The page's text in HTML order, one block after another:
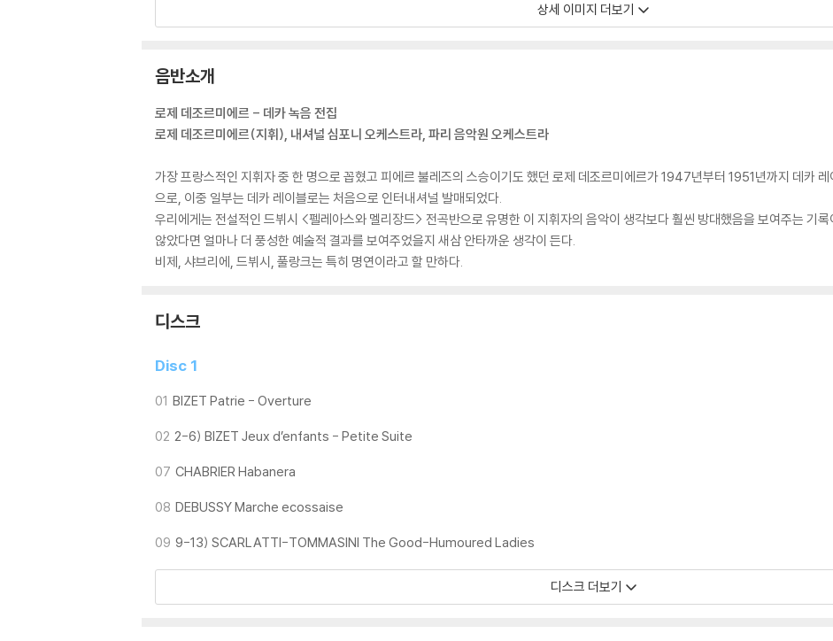
상세 이미지 더보기
음반소개
로제 데조르미에르 - 데카 녹음 전집
로제 데조르미에르(지휘), 내셔널 심포니 오케스트라, 파리 음악원 오케스트라
가장 프랑스적인 지휘자 중 한 명으로 꼽혔고 피에르 불레즈의 스승이기도 했던 로제 데조르미에르가 1947년부터 1951년까지 데카
으로, 이중 일부는 데카 레이블로는 처음으로 인터내셔널 발매되었다.
우리에게는 전설적인 드뷔시 <펠레아스와 멜리장드> 전곡반으로 유명한 이 지휘자의 음악이 생각보다 훨씬 방대했음을 보여주는 기
않았다면 얼마나 더 풍성한 예술적 결과를 보여주었을지 새삼 안타까운 생각이 든다.
비제, 샤브리에, 드뷔시, 풀랑크는 특히 명연이라고 할 만하다.
디스크
Disc 1
01 BIZET Patrie - Overture
02 2-6) BIZET Jeux d’enfants - Petite Suite
07 CHABRIER Habanera
08 DEBUSSY Marche ecossaise
09 9-13) SCARLATTI-TOMMASINI The Good-Humoured Ladies
디스크 더보기